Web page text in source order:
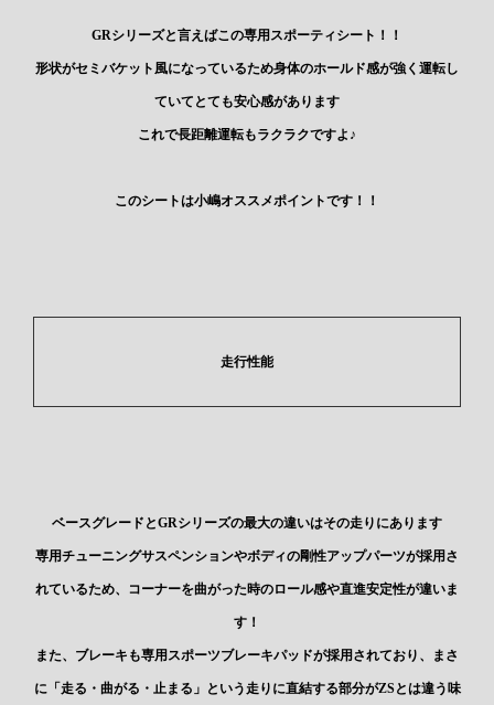
GRシリーズと言えばこの専用スポーティシート！！
形状がセミバケット風になっているため身体のホールド感が強く運転し
ていてとても安心感があります
これで長距離運転もラクラクですよ♪
このシートは小嶋オススメポイントです！！
走行性能
ベースグレードとGRシリーズの最大の違いはその走りにあります
専用チューニングサスペンションやボディの剛性アップパーツが採用さ
れているため、コーナーを曲がった時のロール感や直進安定性が違いま
す！
また、ブレーキも専用スポーツブレーキパッドが採用されており、まさ
に「走る・曲がる・止まる」という走りに直結する部分がZSとは違う味